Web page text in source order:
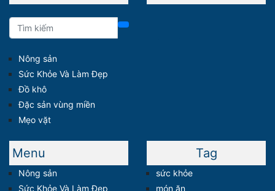
Nông sản
Sức Khỏe Và Làm Đẹp
Đồ khô
Đặc sản vùng miền
Mẹo vặt
Menu
Nông sản
Sức Khỏe Và Làm Đẹp
Tag
sức khỏe
món ăn